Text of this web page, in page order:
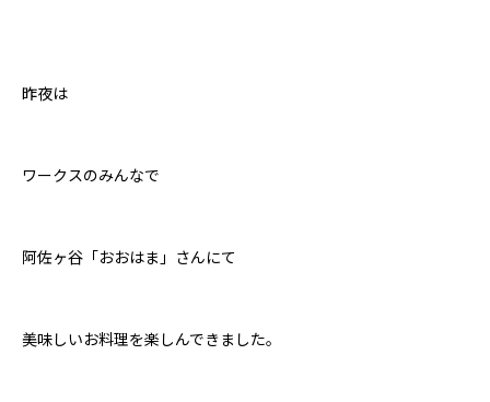
昨夜は
ワークスのみんなで
阿佐ヶ谷「おおはま」さんにて
美味しいお料理を楽しんできました。